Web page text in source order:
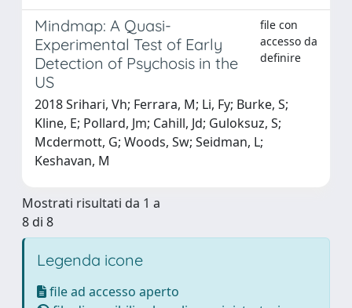
Mindmap: A Quasi-
Experimental Test of Early
Detection of Psychosis in the
US
file con
accesso da
definire
2018 Srihari, Vh; Ferrara, M; Li, Fy; Burke, S;
Kline, E; Pollard, Jm; Cahill, Jd; Guloksuz, S;
Mcdermott, G; Woods, Sw; Seidman, L;
Keshavan, M
Mostrati risultati da 1 a
8 di 8
Legenda icone
file ad accesso aperto